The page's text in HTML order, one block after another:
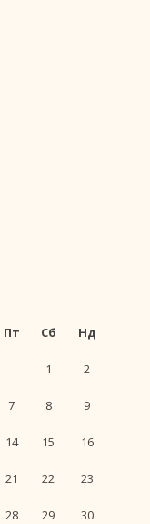
Пт Сб Нд
1 2
7 8 9
14 15 16
21 22 23
28 29 30